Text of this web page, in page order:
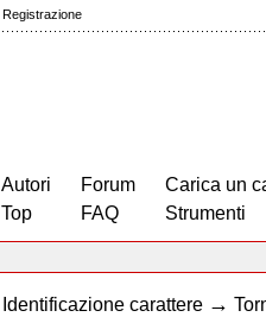
Registrazione
Autori
Top
Forum
FAQ
Carica un
Strumenti
Identificazione carattere →